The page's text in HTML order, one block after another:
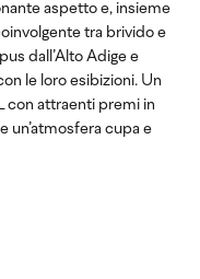
aspetto e, insieme
tra brivido e
dall’Alto Adige e
le loro esibizioni. Un
con attraenti premi in
un’atmosfera cupa e